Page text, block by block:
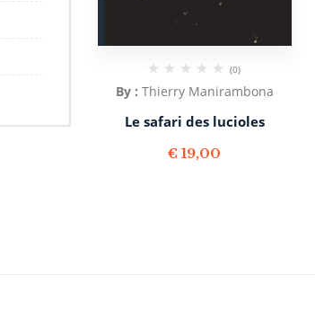
(0)
By : Thierry Manirambona
Le safari des lucioles
€ 19,00